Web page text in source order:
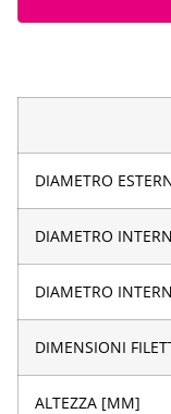
DIAMETRO
DIAMETRO
DIAMETRO
DIMENSIONI
ALTEZZA [MM]